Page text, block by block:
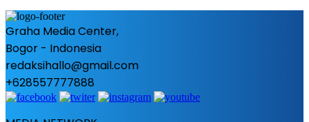
Graha Media Center,
Bogor - Indonesia
redaksihallo@gmail.com
+628557777888